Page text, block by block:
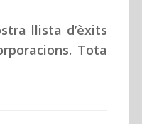
llista d’èxits
Tota